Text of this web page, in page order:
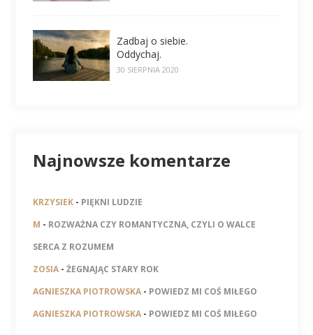
Zadbaj o siebie.
Oddychaj.
30 SIERPNIA 2020
Najnowsze komentarze
KRZYSIEK - PIĘKNI LUDZIE
M - ROZWAŻNA CZY ROMANTYCZNA, CZYLI O WALCE
SERCA Z ROZUMEM
ZOSIA -ŻEGNAJĄC STARY ROK
AGNIESZKA PIOTROWSKA - POWIEDZ MI COŚ MIŁEGO
AGNIESZKA PIOTROWSKA - POWIEDZ MI COŚ MIŁEGO